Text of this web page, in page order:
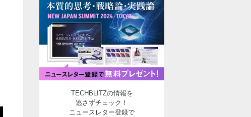
TECHBLITZの情報を
逃さずチェック！
ニュースレター登録で